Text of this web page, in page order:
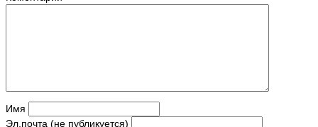
Имя
Эл.почта (не публикуется)